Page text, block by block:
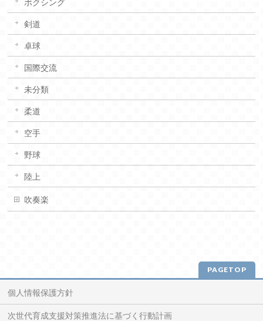
ボクシング
剣道
卓球
国際交流
未分類
柔道
空手
野球
陸上
吹奏楽
PAGETOP
個人情報保護方針
次世代育成支援対策推進法に基づく行動計画